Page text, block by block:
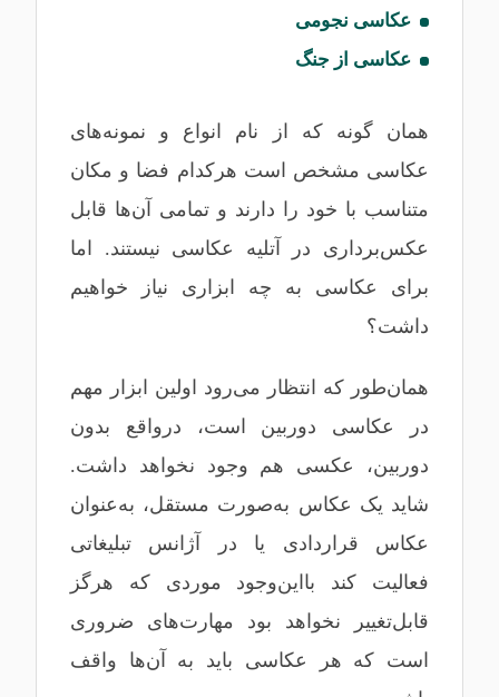
عکاسی نجومی
عکاسی از جنگ
همان گونه که از نام انواع و نمونه‌های
عکاسی مشخص است هرکدام فضا و مکان
متناسب با خود را دارند و تمامی آن‌ها قابل
عکس‌برداری در آتلیه عکاسی نیستند. اما
برای عکاسی به چه ابزاری نیاز خواهیم
داشت؟
همان‌طور که انتظار می‌رود اولین ابزار مهم
در عکاسی دوربین است، درواقع بدون
دوربین، عکسی هم وجود نخواهد داشت.
شاید یک عکاس به‌صورت مستقل، به‌عنوان
عکاس قراردادی یا در آژانس تبلیغاتی
فعالیت کند بااین‌وجود موردی که هرگز
قابل‌تغییر نخواهد بود مهارت‌های ضروری
است که هر عکاسی باید به آن‌ها واقف